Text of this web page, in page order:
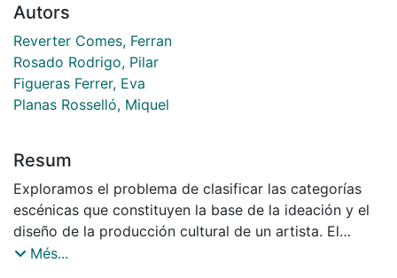
Autors
Reverter Comes, Ferran
Rosado Rodrigo, Pilar
Figueras Ferrer, Eva
Planas Rosselló, Miquel
Resum
Exploramos el problema de clasificar las categorías
escénicas que constituyen la base de la ideación y el
diseño de la producción cultural de un artista. El
objetivo principal es evaluar el desempeño de los
Més...